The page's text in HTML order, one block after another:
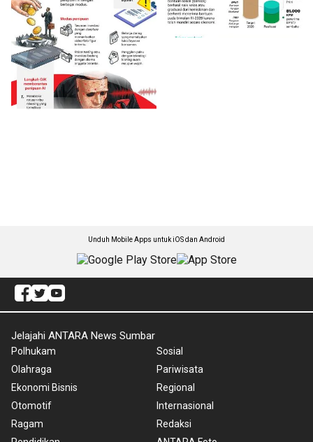
Unduh Mobile Apps untuk iOS dan Android
Jelajahi ANTARA News Sumbar
Polhukam
Olahraga
Ekonomi Bisnis
Otomotif
Ragam
Sosial
Pariwisata
Regional
Internasional
Redaksi